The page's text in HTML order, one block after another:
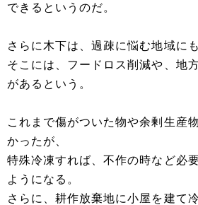
できるというのだ。
さらに木下は、過疎に悩む地域に
そこには、フードロス削減や、地
があるという。
これまで傷がついた物や余剰生産
かったが、
特殊冷凍すれば、不作の時など必
ようになる。
さらに、耕作放棄地に小屋を建て